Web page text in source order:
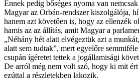
Ennek pedig bőséges nyoma van
Magyar az Orbán-rendszer kiszolgálója,
hanem azt követően is, hogy az ellenzék
hamis az az állítás, amit Magyar a
„Néhány hét alatt elvégeztük azt a
alatt sem tudtak”, mert egyelőre
csupán ígéretet tettek a jogállamisági
De arról még nem volt szó, hogy ki mit
ezúttal a részletekben lakozik.